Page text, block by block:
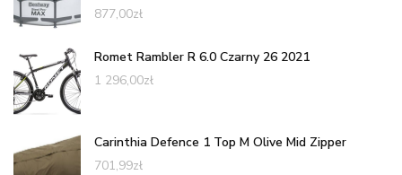
877,00zł
Romet Rambler R 6.0 Czarny 26 2021
1 296,00zł
Carinthia Defence 1 Top M Olive Mid Zipper
701,99zł